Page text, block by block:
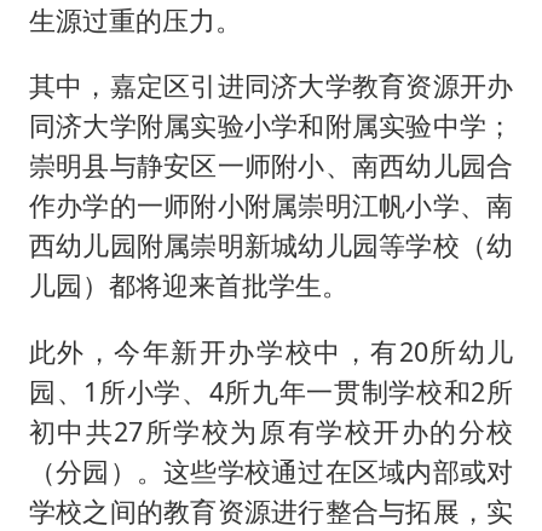
生源过重的压力。
其中，嘉定区引进同济大学教育资源开办
同济大学附属实验小学和附属实验中学；
崇明县与静安区一师附小、南西幼儿园合
作办学的一师附小附属崇明江帆小学、南
西幼儿园附属崇明新城幼儿园等学校（幼
儿园）都将迎来首批学生。
此外，今年新开办学校中，有20所幼儿
园、1所小学、4所九年一贯制学校和2所
初中共27所学校为原有学校开办的分校
（分园）。这些学校通过在区域内部或对
学校之间的教育资源进行整合与拓展，实